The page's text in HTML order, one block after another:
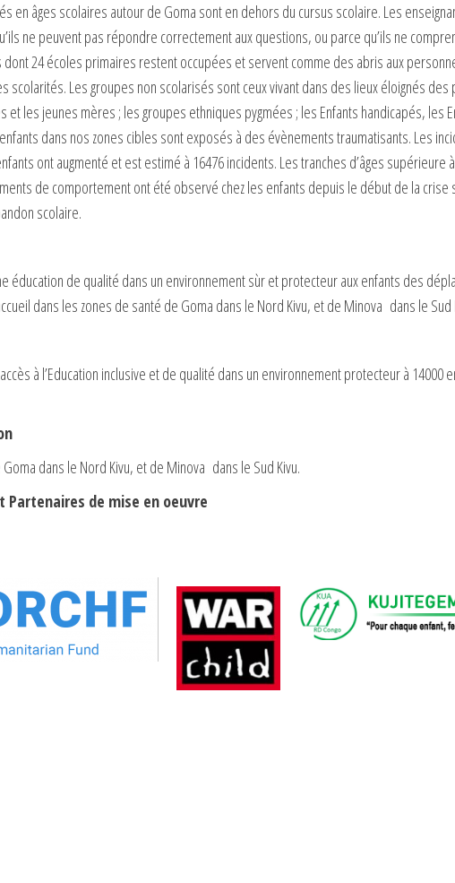
en âges scolaires autour de Goma sont en dehors du cursus scolaire. Les
ne peuvent pas répondre correctement aux questions, ou parce qu’ils ne
dont 24 écoles primaires restent occupées et servent comme des abris aux
scolarités. Les groupes non scolarisés sont ceux vivant dans des lieux éloignés
et les jeunes mères ; les groupes ethniques pygmées ; les Enfants handicapés, les
dans nos zones cibles sont exposés à des évènements traumatisants. Les
ont augmenté et est estimé à 16476 incidents. Les tranches d’âges supérieure
de comportement ont été observé chez les enfants depuis le début de la
scolaire.
éducation de qualité dans un environnement sùr et protecteur aux enfants des
dans les zones de santé de Goma dans le Nord Kivu, et de Minova dans le Sud
à l’Education inclusive et de qualité dans un environnement protecteur à
dans le Nord Kivu, et de Minova dans le Sud Kivu.
Partenaires de mise en oeuvre